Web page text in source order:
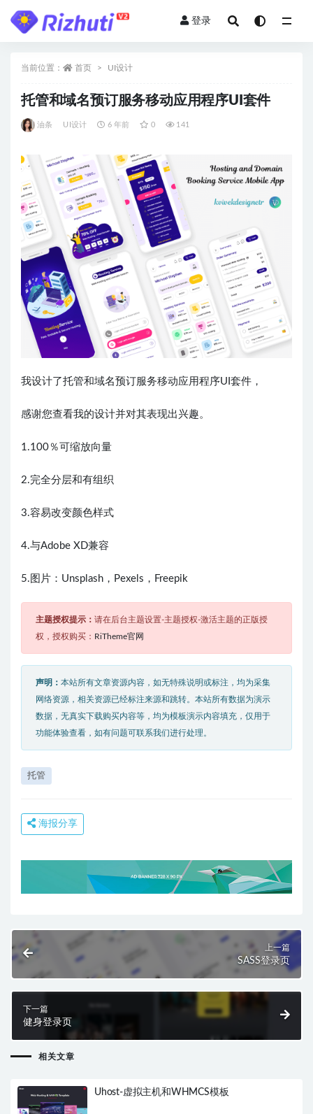
登录
当前位置： 首页 UI设计
托管和域名预订服务移动应用程序UI套件
油条 UI设计 6 年前 0 141
我设计了托管和域名预订服务移动应用程序UI套件，
感谢您查看我的设计并对其表现出兴趣。
1.100％可缩放向量
2.完全分层和有组织
3.容易改变颜色样式
4.与Adobe XD兼容
5.图片：Unsplash，Pexels，Freepik
主题授权提示： 请在后台主题设置-主题授权-激活主题的正版授
权，授权购买： RiTheme官网
声明： 本站所有文章资源内容，如无特殊说明或标注，均为采集
网络资源，相关资源已经标注来源和跳转。本站所有数据为演示
数据，无真实下载购买内容等，均为模板演示内容填充，仅用于
功能体验查看，如有问题可联系我们进行处理。
托管
海报分享
上一篇
SASS登录页
下一篇
健身登录页
相关文章
Uhost-虚拟主机和WHMCS模板